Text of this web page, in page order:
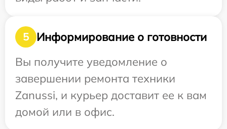
5
Информирование о готовности
Вы получите уведомление о
завершении ремонта техники
Zanussi, и курьер доставит ее к вам
домой или в офис.